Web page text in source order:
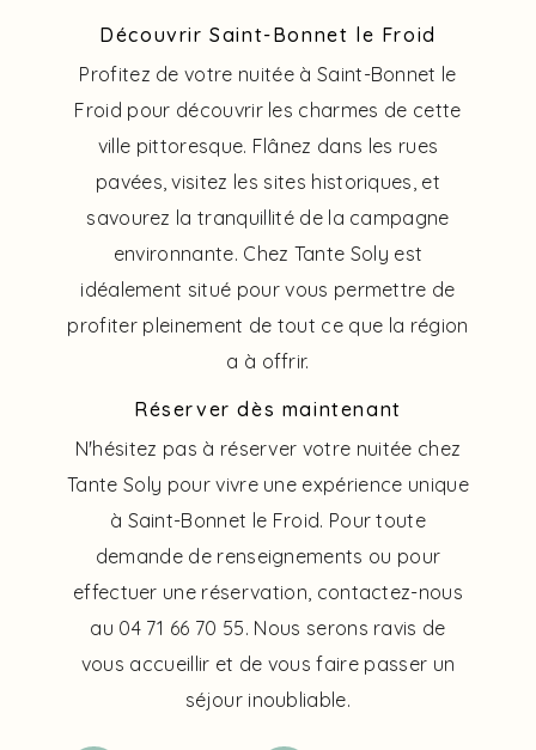
Découvrir Saint-Bonnet le Froid
Profitez de votre nuitée à Saint-Bonnet le
Froid pour découvrir les charmes de cette
ville pittoresque. Flânez dans les rues
pavées, visitez les sites historiques, et
savourez la tranquillité de la campagne
environnante. Chez Tante Soly est
idéalement situé pour vous permettre de
profiter pleinement de tout ce que la région
a à offrir.
Réserver dès maintenant
N'hésitez pas à réserver votre nuitée chez
Tante Soly pour vivre une expérience unique
à Saint-Bonnet le Froid. Pour toute
demande de renseignements ou pour
effectuer une réservation, contactez-nous
au 04 71 66 70 55. Nous serons ravis de
vous accueillir et de vous faire passer un
séjour inoubliable.